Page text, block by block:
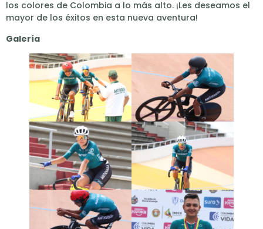
los colores de Colombia a lo más alto. ¡Les deseamos el
mayor de los éxitos en esta nueva aventura!
Galería